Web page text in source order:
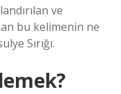
ve
bu kelimenin ne
Sırığı.